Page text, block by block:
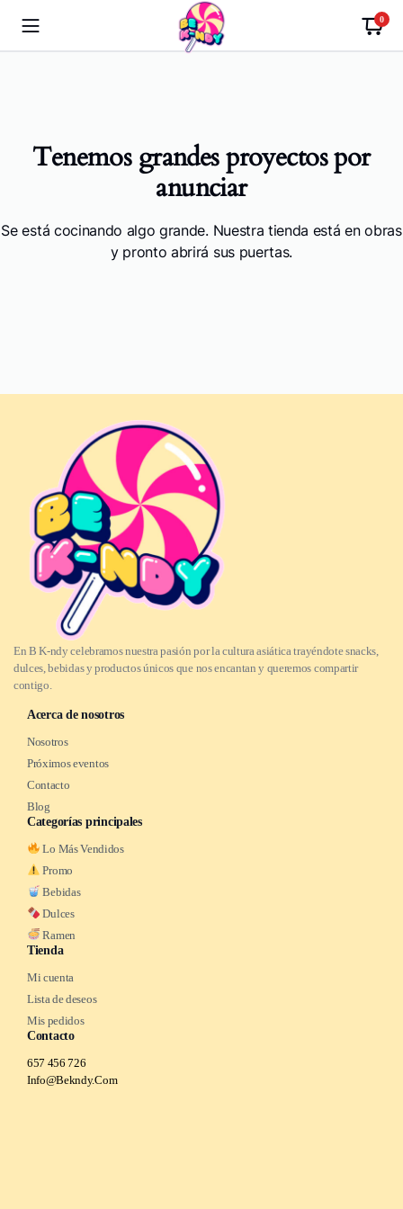
0
Tenemos grandes proyectos por
anunciar
Se está cocinando algo grande. Nuestra tienda está en obras
y pronto abrirá sus puertas.
En B K-ndy celebramos nuestra pasión por la cultura asiática trayéndote snacks,
dulces, bebidas y productos únicos que nos encantan y queremos compartir
contigo.
Acerca de nosotros
Nosotros
Próximos eventos
Contacto
Blog
Categorías principales
Lo Más Vendidos
Promo
Bebidas
Dulces
Ramen
Tienda
Mi cuenta
Lista de deseos
Mis pedidos
Contacto
657 456 726
Info@Bekndy.Com